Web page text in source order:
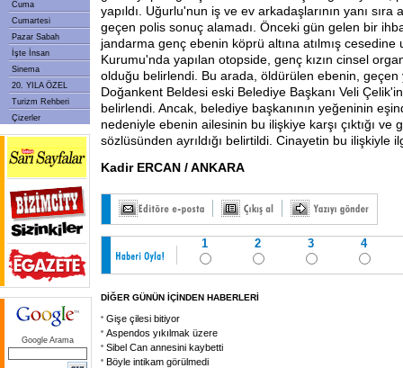
Cuma
Cumartesi
Pazar Sabah
İşte İnsan
Sinema
20. YILA ÖZEL
Turizm Rehberi
Çizerler
Google Arama
yapıldı. Uğurlu'nun iş ve ev arkadaşlarının yanı sıra
geçen polis sonuç alamadı. Önceki gün gelen bir
jandarma genç ebenin köprü altına atılmış cesedine
Kurumu'nda yapılan otopside, genç kızın cinsel
olduğu belirlendi. Bu arada, öldürülen ebenin, geçen
Doğankent Beldesi eski Belediye Başkanı Veli
belirlendi. Ancak, belediye başkanının yeğeninin
nedeniyle ebenin ailesinin bu ilişkiye karşı çıktığı ve
sözlüsünden ayrıldığı belirtildi. Cinayetin bu ilişkiyle
Kadir ERCAN / ANKARA
1 2 3 4
DİĞER GÜNÜN İÇİNDEN HABERLERİ
Gişe çilesi bitiyor
Aspendos yıkılmak üzere
Sibel Can annesini kaybetti
Böyle intikam görülmedi